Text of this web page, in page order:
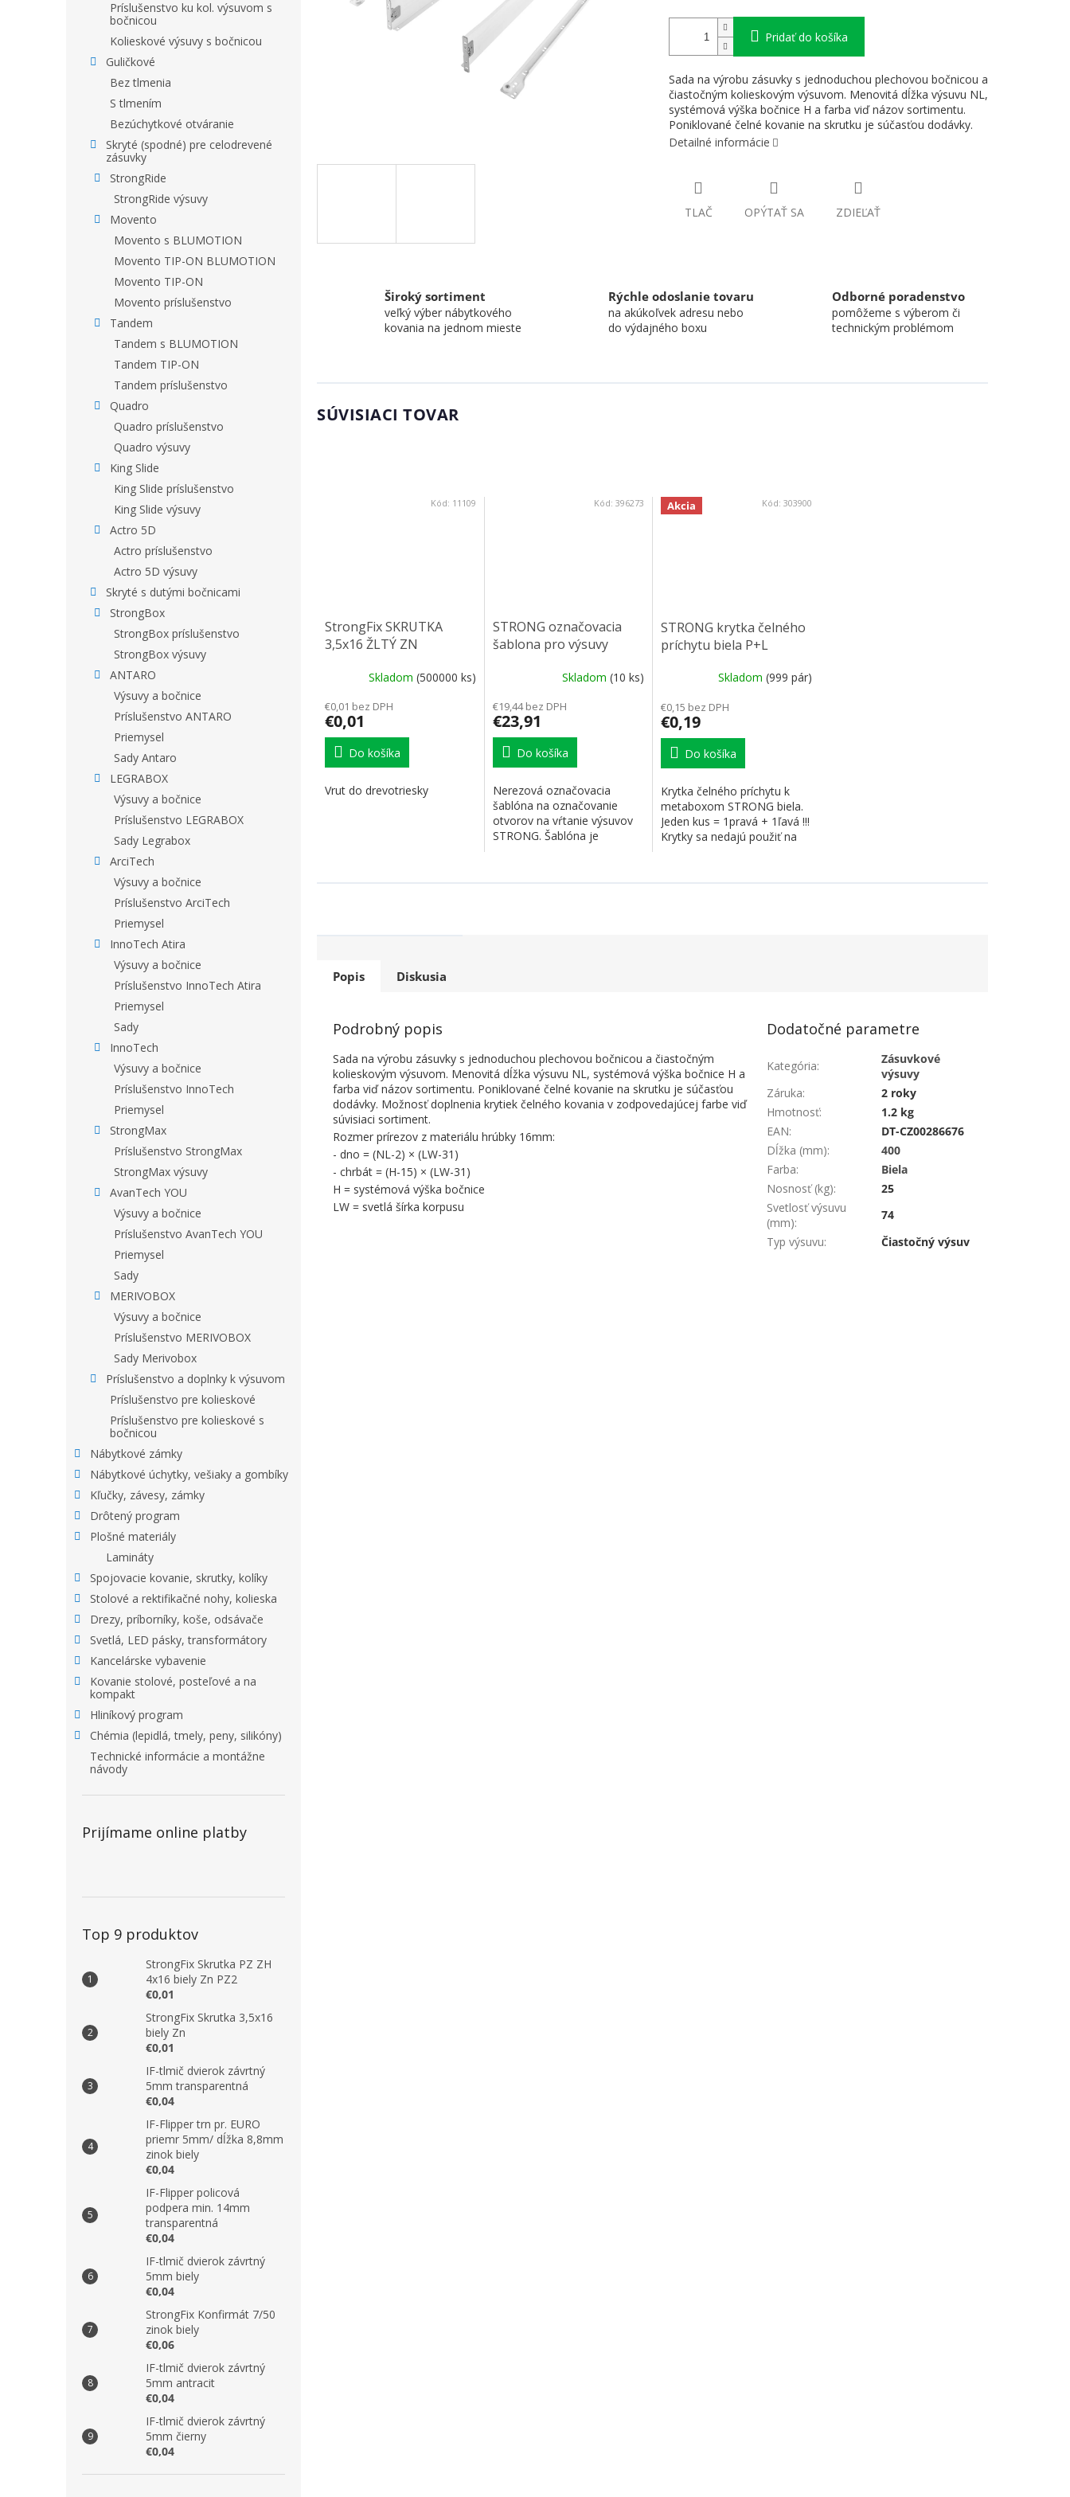
Príslušenstvo ku kol. výsuvom s
bočnicou
Kolieskové výsuvy s bočnicou
Guličkové
Bez tlmenia
S tlmením
Bezúchytkové otváranie
Skryté (spodné) pre celodrevené
zásuvky
StrongRide
StrongRide výsuvy
Movento
Movento s BLUMOTION
Movento TIP-ON BLUMOTION
Movento TIP-ON
Movento príslušenstvo
Tandem
Tandem s BLUMOTION
Tandem TIP-ON
Tandem príslušenstvo
Quadro
Quadro príslušenstvo
Quadro výsuvy
King Slide
King Slide príslušenstvo
King Slide výsuvy
Actro 5D
Actro príslušenstvo
Actro 5D výsuvy
Skryté s dutými bočnicami
StrongBox
StrongBox príslušenstvo
StrongBox výsuvy
ANTARO
Výsuvy a bočnice
Príslušenstvo ANTARO
Priemysel
Sady Antaro
LEGRABOX
Výsuvy a bočnice
Príslušenstvo LEGRABOX
Sady Legrabox
ArciTech
Výsuvy a bočnice
Príslušenstvo ArciTech
Priemysel
InnoTech Atira
Výsuvy a bočnice
Príslušenstvo InnoTech Atira
Priemysel
Sady
InnoTech
Výsuvy a bočnice
Príslušenstvo InnoTech
Priemysel
StrongMax
Príslušenstvo StrongMax
StrongMax výsuvy
AvanTech YOU
Výsuvy a bočnice
Príslušenstvo AvanTech YOU
Priemysel
Sady
MERIVOBOX
Výsuvy a bočnice
Príslušenstvo MERIVOBOX
Sady Merivobox
Príslušenstvo a doplnky k výsuvom
Príslušenstvo pre kolieskové
Príslušenstvo pre kolieskové s
bočnicou
Nábytkové zámky
Nábytkové úchytky, vešiaky a gombíky
Kľučky, závesy, zámky
Drôtený program
Plošné materiály
Lamináty
Spojovacie kovanie, skrutky, kolíky
Stolové a rektifikačné nohy, kolieska
Drezy, príborníky, koše, odsávače
Svetlá, LED pásky, transformátory
Kancelárske vybavenie
Kovanie stolové, posteľové a na
kompakt
Hliníkový program
Chémia (lepidlá, tmely, peny, silikóny)
Technické informácie a montážne
návody
Prijímame online platby
Top 9 produktov
StrongFix Skrutka PZ ZH
4x16 biely Zn PZ2
€0,01
StrongFix Skrutka 3,5x16
biely Zn
€0,01
IF-tlmič dvierok závrtný
5mm transparentná
€0,04
IF-Flipper trn pr. EURO
priemr 5mm/ dĺžka 8,8mm
zinok biely
€0,04
IF-Flipper policová
podpera min. 14mm
transparentná
€0,04
IF-tlmič dvierok závrtný
5mm biely
€0,04
StrongFix Konfirmát 7/50
zinok biely
€0,06
IF-tlmič dvierok závrtný
5mm antracit
€0,04
IF-tlmič dvierok závrtný
5mm čierny
€0,04
Pridať do košíka
Sada na výrobu zásuvky s jednoduchou plechovou bočnicou a
čiastočným kolieskovým výsuvom. Menovitá dĺžka výsuvu NL,
systémová výška bočnice H a farba viď názov sortimentu.
Poniklované čelné kovanie na skrutku je súčasťou dodávky.
Detailné informácie
TLAČ OPÝTAŤ SA ZDIEĽAŤ
Široký sortiment
veľký výber nábytkového
kovania na jednom mieste
Rýchle odoslanie tovaru
na akúkoľvek adresu nebo
do výdajného boxu
Odborné poradenstvo
pomôžeme s výberom či
technickým problémom
SÚVISIACI TOVAR
StrongFix SKRUTKA
3,5x16 ŽLTÝ ZN
Skladom (500000 ks)
€0,01 bez DPH
€0,01
Do košíka
Vrut do drevotriesky
Kód: 11109
STRONG označovacia
šablona pro výsuvy
Skladom (10 ks)
€19,44 bez DPH
€23,91
Do košíka
Nerezová označovacia
šablóna na označovanie
otvorov na vŕtanie výsuvov
STRONG. Šablóna je
Kód: 396273 Akcia
STRONG krytka čelného
príchytu biela P+L
Skladom(999 pár)
€0,15 bez DPH
€0,19
Do košíka
Krytka čelného príchytu k
metaboxom STRONG biela.
Jeden kus = 1pravá + 1ľavá !!!
Krytky sa nedajú použiť na
Kód:303900
Popis Diskusia
Podrobný popis
Sada na výrobu zásuvky s jednoduchou plechovou bočnicou a čiastočným
kolieskovým výsuvom. Menovitá dĺžka výsuvu NL, systémová výška bočnice H a
farba viď názov sortimentu. Poniklované čelné kovanie na skrutku je súčasťou
dodávky. Možnosť doplnenia krytiek čelného kovania v zodpovedajúcej farbe viď
súvisiaci sortiment.
Rozmer prírezov z materiálu hrúbky 16mm:
- dno = (NL-2) × (LW-31)
- chrbát = (H-15) × (LW-31)
H = systémová výška bočnice
LW = svetlá šírka korpusu
Dodatočné parametre
Kategória:
Zásuvkové
výsuvy
Záruka:
2 roky
Hmotnosť:
1.2 kg
EAN:
DT-CZ00286676
Dĺžka (mm):
400
Farba:
Biela
Nosnosť (kg):
25
Svetlosť výsuvu
(mm):
74
Typ výsuvu: Čiastočný výsuv